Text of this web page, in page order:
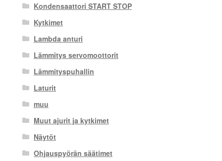
Kondensaattori START STOP
Kytkimet
Lambda anturi
Lämmitys servomoottorit
Lämmityspuhallin
Laturit
muu
Muut ajurit ja kytkimet
Näytöt
Ohjauspyörän säätimet